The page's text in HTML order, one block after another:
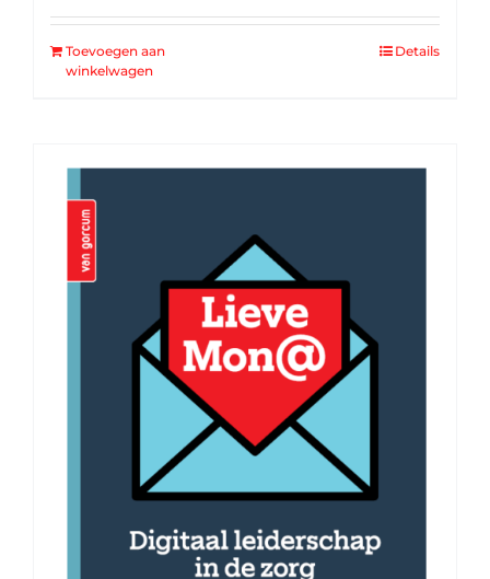
Toevoegen aan
winkelwagen
Details